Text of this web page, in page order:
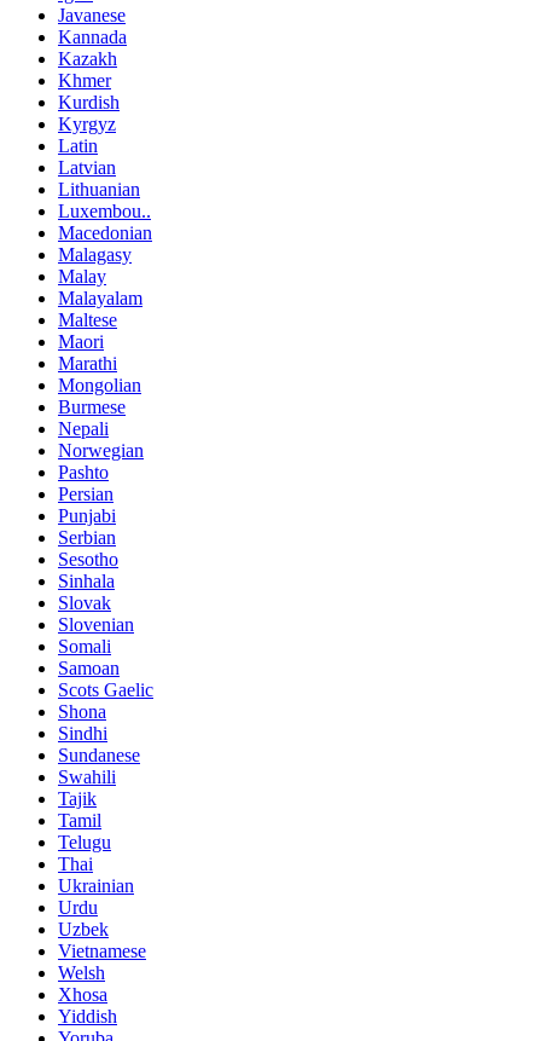
Javanese
Kannada
Kazakh
Khmer
Kurdish
Kyrgyz
Latin
Latvian
Lithuanian
Luxembou..
Macedonian
Malagasy
Malay
Malayalam
Maltese
Maori
Marathi
Mongolian
Burmese
Nepali
Norwegian
Pashto
Persian
Punjabi
Serbian
Sesotho
Sinhala
Slovak
Slovenian
Somali
Samoan
Scots Gaelic
Shona
Sindhi
Sundanese
Swahili
Tajik
Tamil
Telugu
Thai
Ukrainian
Urdu
Uzbek
Vietnamese
Welsh
Xhosa
Yiddish